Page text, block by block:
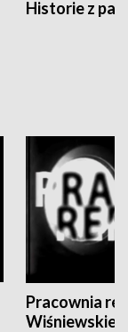
Historie z
Pracownia